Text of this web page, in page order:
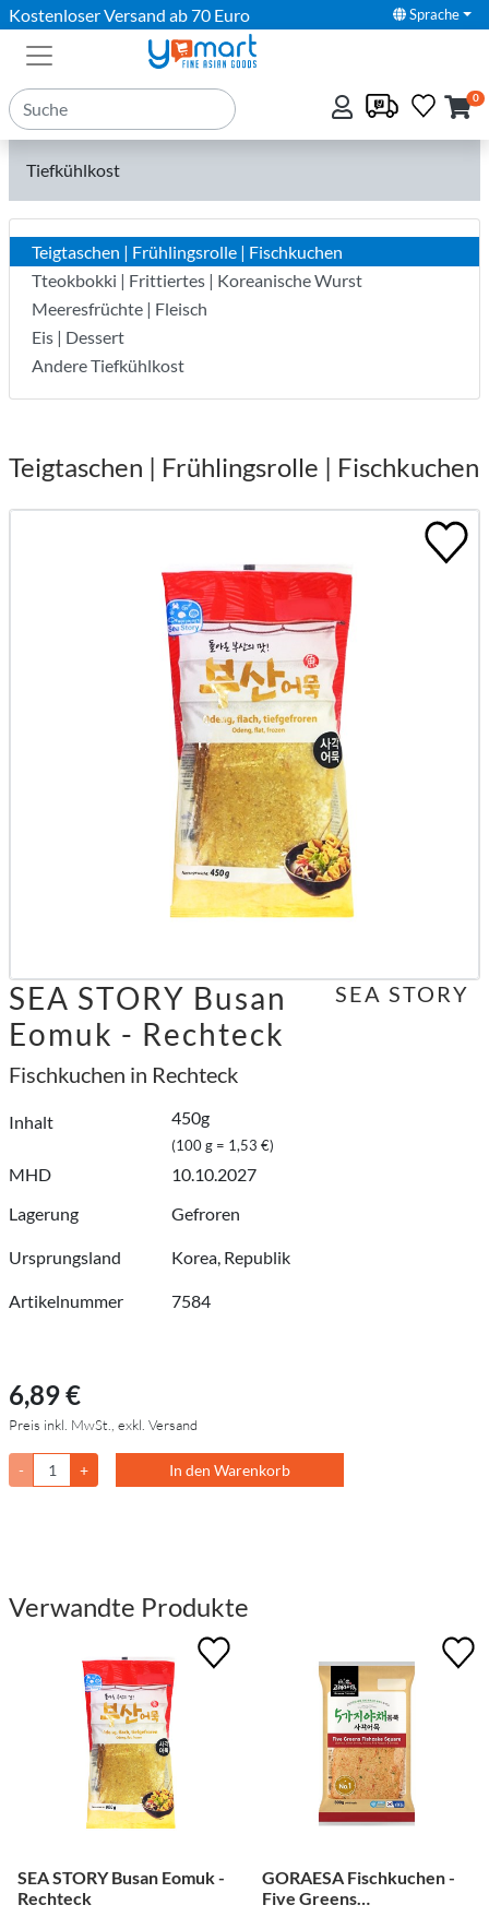
Kostenloser Versand ab 70 Euro Sprache
0
Tiefkühlkost
Teigtaschen | Frühlingsrolle | Fischkuchen
Tteokbokki | Frittiertes | Koreanische Wurst
Meeresfrüchte | Fleisch
Eis | Dessert
Andere Tiefkühlkost
Teigtaschen | Frühlingsrolle | Fischkuchen
SEA STORY Busan
Eomuk - Rechteck
Fischkuchen in Rechteck
Inhalt 450g
(100 g = 1,53 €)
MHD
10.10.2027
Lagerung
Gefroren
Ursprungsland Korea, Republik
Artikelnummer 7584
SEA STORY
6,89 €
Preis inkl. MwSt., exkl. Versand
- + In den Warenkorb
Verwandte Produkte
SEA STORY Busan Eomuk -
Rechteck
GORAESA Fischkuchen -
Five Greens